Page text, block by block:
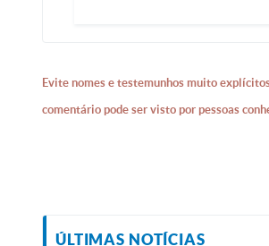
Evite nomes e testemunhos muito
comentário pode ser visto por pessoas
ÚLTIMAS NOTÍCIAS